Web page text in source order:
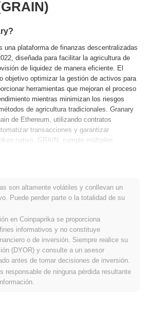
una plataforma de finanzas descentralizadas
diseñada para facilitar la agricultura de
de liquidez de manera eficiente. El
objetivo optimizar la gestión de activos para
herramientas que mejoran el proceso
mientras minimizan los riesgos
de agricultura tradicionales. Granary
de Ethereum, utilizando contratos
transacciones y garantizar
nativo, GRAIN, cumple múltiples
de transacción. Los usuarios pueden
decisiones sobre el desarrollo y la
Granary se destaca por su enfoque
del rendimiento y su interfaz
estrategias complejas de DeFi tanto para
experimentados. Esto posiciona a
significativo en el espacio DeFi,
que buscan maximizar sus retornos de
comenzó Granary?
marzo de 2021 cuando el equipo fundador
son altamente volátiles y conllevan un
Puede perder parte o la totalidad de su
en Coinpaprika se proporciona
informativos y no constituye
o de inversión. Siempre realice su
(DYOR) y consulte a un asesor
antes de tomar decisiones de inversión.
responsable de ninguna pérdida resultante